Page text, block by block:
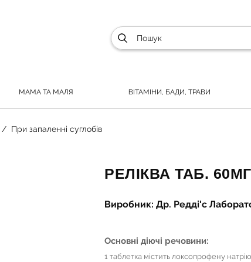
МАМА ТА МАЛЯ ВІТАМІНИ, БАДИ, ТРАВИ
При запаленні суглобів
РЕЛІКВА ТАБ.
Виробник: Др. Редді'с
Основні діючі речовини:
1 таблетка містить локсопрофену